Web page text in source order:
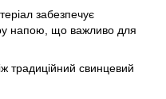
забезпечує
напою, що важливо для
традиційний свинцевий